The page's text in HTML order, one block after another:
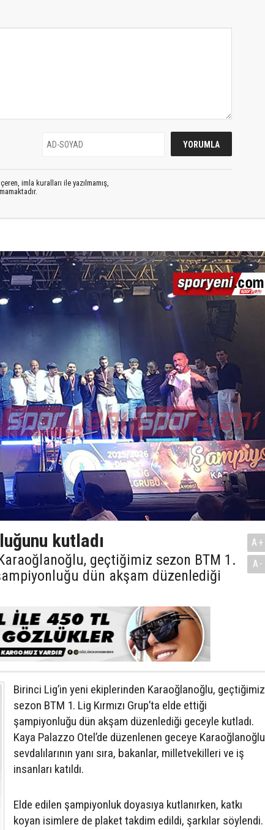
imla kuralları ile yazılmamış,
kutladı
geçtiğimiz sezon BTM 1.
dün akşam düzenlediği
A+
A-
Birinci Lig’in yeni ekiplerinden Karaoğlanoğlu, geçtiğimiz
sezon BTM 1. Lig Kırmızı Grup’ta elde ettiği
şampiyonluğu dün akşam düzenlediği geceyle kutladı.
Kaya Palazzo Otel’de düzenlenen geceye Karaoğlanoğlu
sevdalılarının yanı sıra, bakanlar, milletvekilleri ve iş
insanları katıldı.
Elde edilen şampiyonluk doyasıya kutlanırken, katkı
koyan isimlere de plaket takdim edildi, şarkılar söylendi.